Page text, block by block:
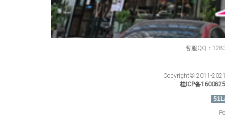
客服QQ：
Copyright© 2011-
桂ICP备